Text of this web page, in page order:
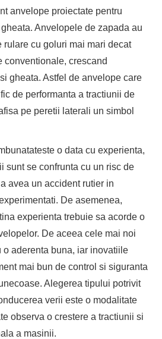
anvelope proiectate pentru
Anvelopele de zapada au
rulare cu goluri mai mari decat
conventionale, crescand
gheata. Astfel de anvelope care
de performanta a tractiunii de
pe peretii laterali un simbol
o data cu experienta,
sunt se confrunta cu un risc de
avea un accident rutier in
De asemenea,
experienta trebuie sa acorde o
De aceea cele mai noi
o aderenta buna, iar inovatiile
mai bun de control si siguranta
Alegerea tipului potrivit
verii este o modalitate
observa o crestere a tractiunii si
a masinii.